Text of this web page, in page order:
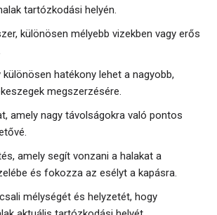
tartózkodási helyén.
különösen mélyebb vizekben vagy erős
különösen hatékony lehet a nagyobb,
megszerzésére.
amely nagy távolságokra való pontos
amely segít vonzani a halakat a
és fokozza az esélyt a kapásra.
mélységét és helyzetét, hogy